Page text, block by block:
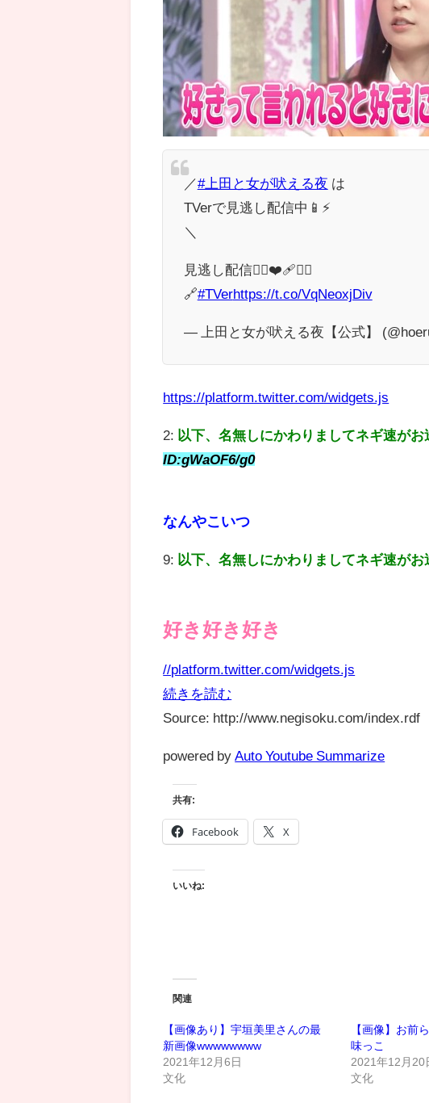
／#上田と女が吠える夜 は
TVerで見逃し配信中📱⚡️
＼
見逃し配信❤️‍🔥❤️‍🩹❤️‍🔥
🔗#TVerhttps://t.co/VqNeoxjDiv
— 上田と女が吠える夜【公式】
https://platform.twitter.com/widgets.js
2: 以下、名無しにかわりましてネギ速がお
ID:gWaOF6/g0
なんやこいつ
9: 以下、名無しにかわりましてネギ速がお
好き好き好き
//platform.twitter.com/widgets.js
続きを読む
Source: http://www.negisoku.com/index.rdf
powered by Auto Youtube Summarize
共有:
Facebook X
いいね:
関連
【画像あり】宇垣美里さんの最
新画像wwwwwwww
2021年12月6日
文化
【画像】お前
味っこ
2021年12月20
文化